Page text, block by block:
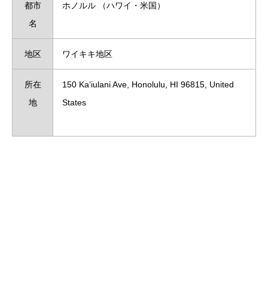
都市
名
ホノルル （ハワイ・米国）
地区 ワイキキ地区
所在
地
150 Kaʻiulani Ave, Honolulu, HI 96815, United
States